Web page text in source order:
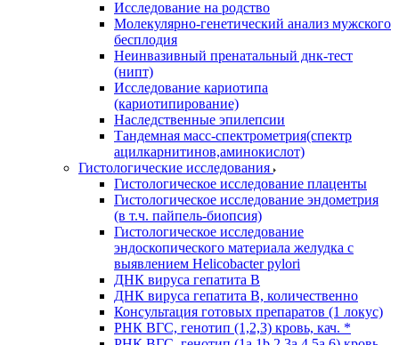
Исследование на родство
Молекулярно-генетический анализ мужского
бесплодия
Неинвазивный пренатальный днк-тест
(нипт)
Исследование кариотипа
(кариотипирование)
Наследственные эпилепсии
Тандемная масс-спектрометрия(спектр
ацилкарнитинов,аминокислот)
Гистологические исследования
Гистологическое исследование плаценты
Гистологическое исследование эндометрия
(в т.ч. пайпель-биопсия)
Гистологическое исследование
эндоскопического материала желудка с
выявлением Helicobacter pylori
ДНК вируса гепатита B
ДНК вируса гепатита B, количественно
Консультация готовых препаратов (1 локус)
РНК ВГC, генотип (1,2,3) кровь, кач. *